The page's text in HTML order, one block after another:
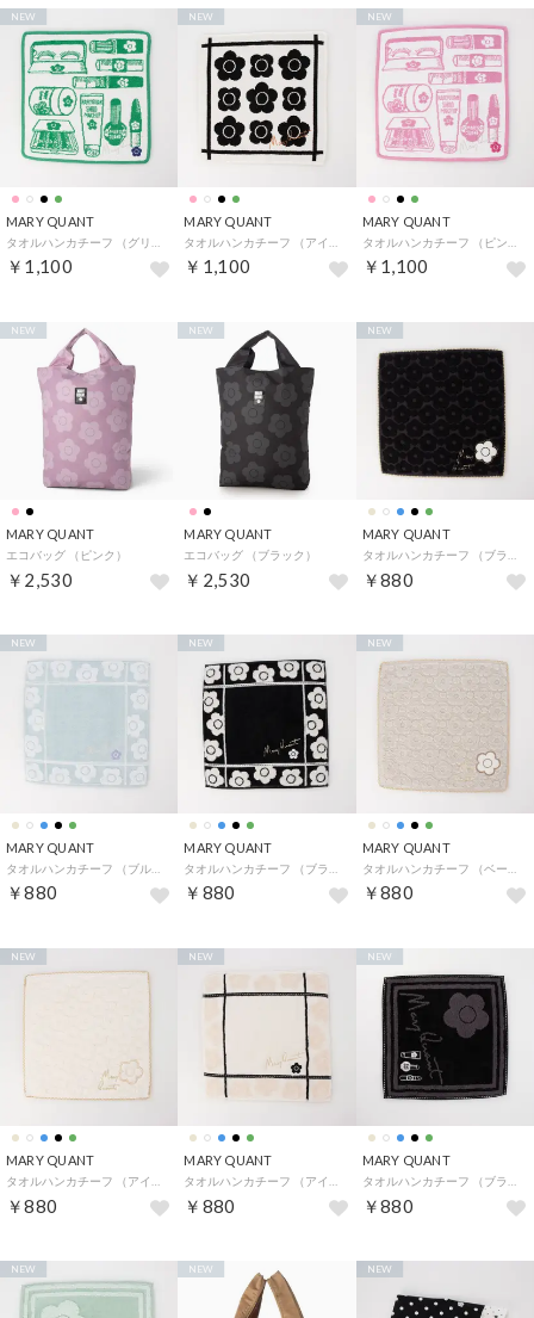
MARY QUANT
￥1,100
NEW
MARY QUANT
￥1,100
NEW
MARY QUANT
￥1,100
NEW
MARY QUANT
エコバッグ （ピンク）
￥2,530
NEW
MARY QUANT
エコバッグ （ブラック）
￥2,530
NEW
MARY QUANT
タオルハンカチーフ （ブラック系その他2）
￥880
NEW
MARY QUANT
￥880
NEW
MARY QUANT
￥880
NEW
MARY QUANT
￥880
NEW
MARY QUANT
タオルハンカチーフ （アイボリー系1）
￥880
NEW
MARY QUANT
タオルハンカチーフ （アイボリー）
￥880
NEW
MARY QUANT
タオルハンカチーフ （ブラック系1）
￥880
NEW
NEW NEW NEW